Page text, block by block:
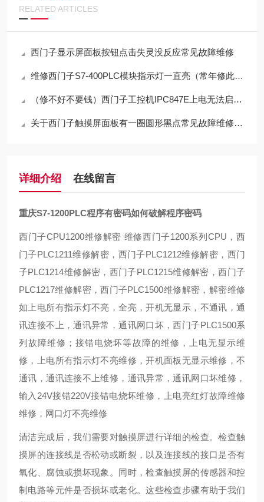
RELATED ARTICLES
西门子显示屏面板按钮点击失灵没反应常见故障维修
维修西门子S7-400PLC模块指示灯一直亮（常年修此故障）
（修不好不要钱）西门子工控机IPC847E上电无法启动维修技巧
关于西门子触摸屏面板有一圈圆形黑点常见故障维修方法
详细介绍 在线留言
重庆S7-1200PLC程序有密码如何破解程序密码
西门子CPU1200维修解密 维修西门子1200系列CPU，西
门子PLC1211维修解密，西门子PLC1212维修解密，西门
子PLC1214维修解密，西门子PLC1215维修解密，西门子
PLC1217维修解密，西门子PLC1500维修解密，解密维修
如上电所有指示灯不亮，全亮，开机无显示，不通讯，通
讯连接不上，通讯异常，通讯网口坏，西门子PLC1500系
列故障维修；接错电烧坏等故障的维修，上电无显示维
修，上电所有指示灯不亮维修，开机面板无显示维修，不
通讯，通讯连接不上维修，通讯异常，通讯网口坏维修，
输入24V接错220V接错电烧坏维修，上电亮红灯故障维修
维修，网口灯不亮维修
清洁完成后，我们需要对触摸屏进行详细的检查。检查触
摸屏的连接线是否松动或断裂，以及连接线的接口是否有
氧化、腐蚀或损坏现象。同时，检查触摸屏的传感器和控
制电路等元件是否损坏或老化。这些检查步骤有助于我们